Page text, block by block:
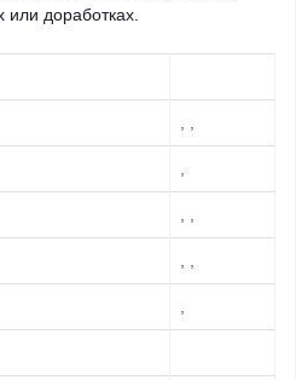
доработках.